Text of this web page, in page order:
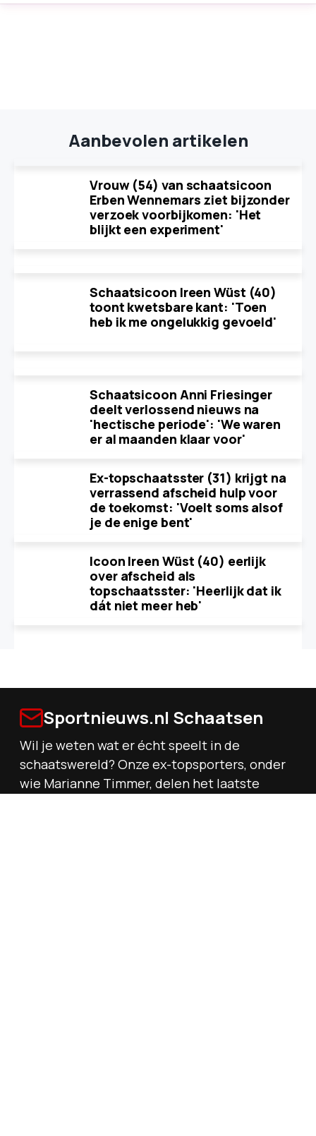
Aanbevolen artikelen
Vrouw (54) van schaatsicoon
Erben Wennemars ziet bijzonder
verzoek voorbijkomen: 'Het
blijkt een experiment'
Schaatsicoon Ireen Wüst (40)
toont kwetsbare kant: 'Toen
heb ik me ongelukkig gevoeld'
Schaatsicoon Anni Friesinger
deelt verlossend nieuws na
'hectische periode': 'We waren
er al maanden klaar voor'
Ex-topschaatsster (31) krijgt na
verrassend afscheid hulp voor
de toekomst: 'Voelt soms alsof
je de enige bent'
Icoon Ireen Wüst (40) eerlijk
over afscheid als
topschaatsster: 'Heerlijk dat ik
dát niet meer heb'